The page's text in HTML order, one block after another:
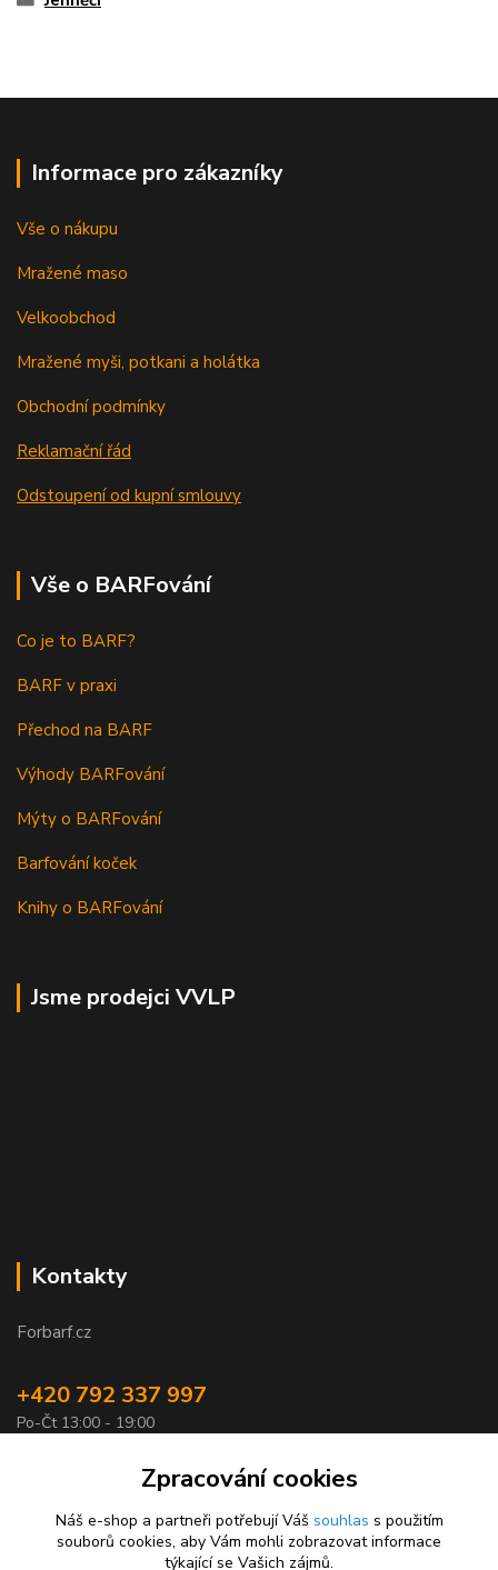
Informace pro zákazníky
Vše o nákupu
Mražené maso
Velkoobchod
Mražené myši, potkani a holátka
Obchodní podmínky
Reklamační řád
Odstoupení od kupní smlouvy
Vše o BARFování
Co je to BARF?
BARF v praxi
Přechod na BARF
Výhody BARFování
Mýty o BARFování
Barfování koček
Knihy o BARFování
Jsme prodejci VVLP
Kontakty
Forbarf.cz
+420 792 337 997
Po-Čt 13:00 - 19:00
objednavky@forbarf.czZpracování cookies
Náš e-shop a partneři potřebují Váš souhlas s použitím
souborů cookies, aby Vám mohli zobrazovat informace
týkající se Vašich zájmů.